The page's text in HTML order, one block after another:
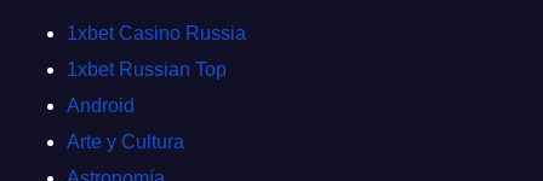
1xbet Casino Russia
1xbet Russian Top
Android
Arte y Cultura